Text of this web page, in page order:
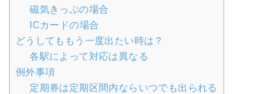
磁気きっぷの場合
ICカードの場合
どうしてももう一度出たい時は？
各駅によって対応は異なる
例外事項
定期券は定期区間内ならいつでも出られる